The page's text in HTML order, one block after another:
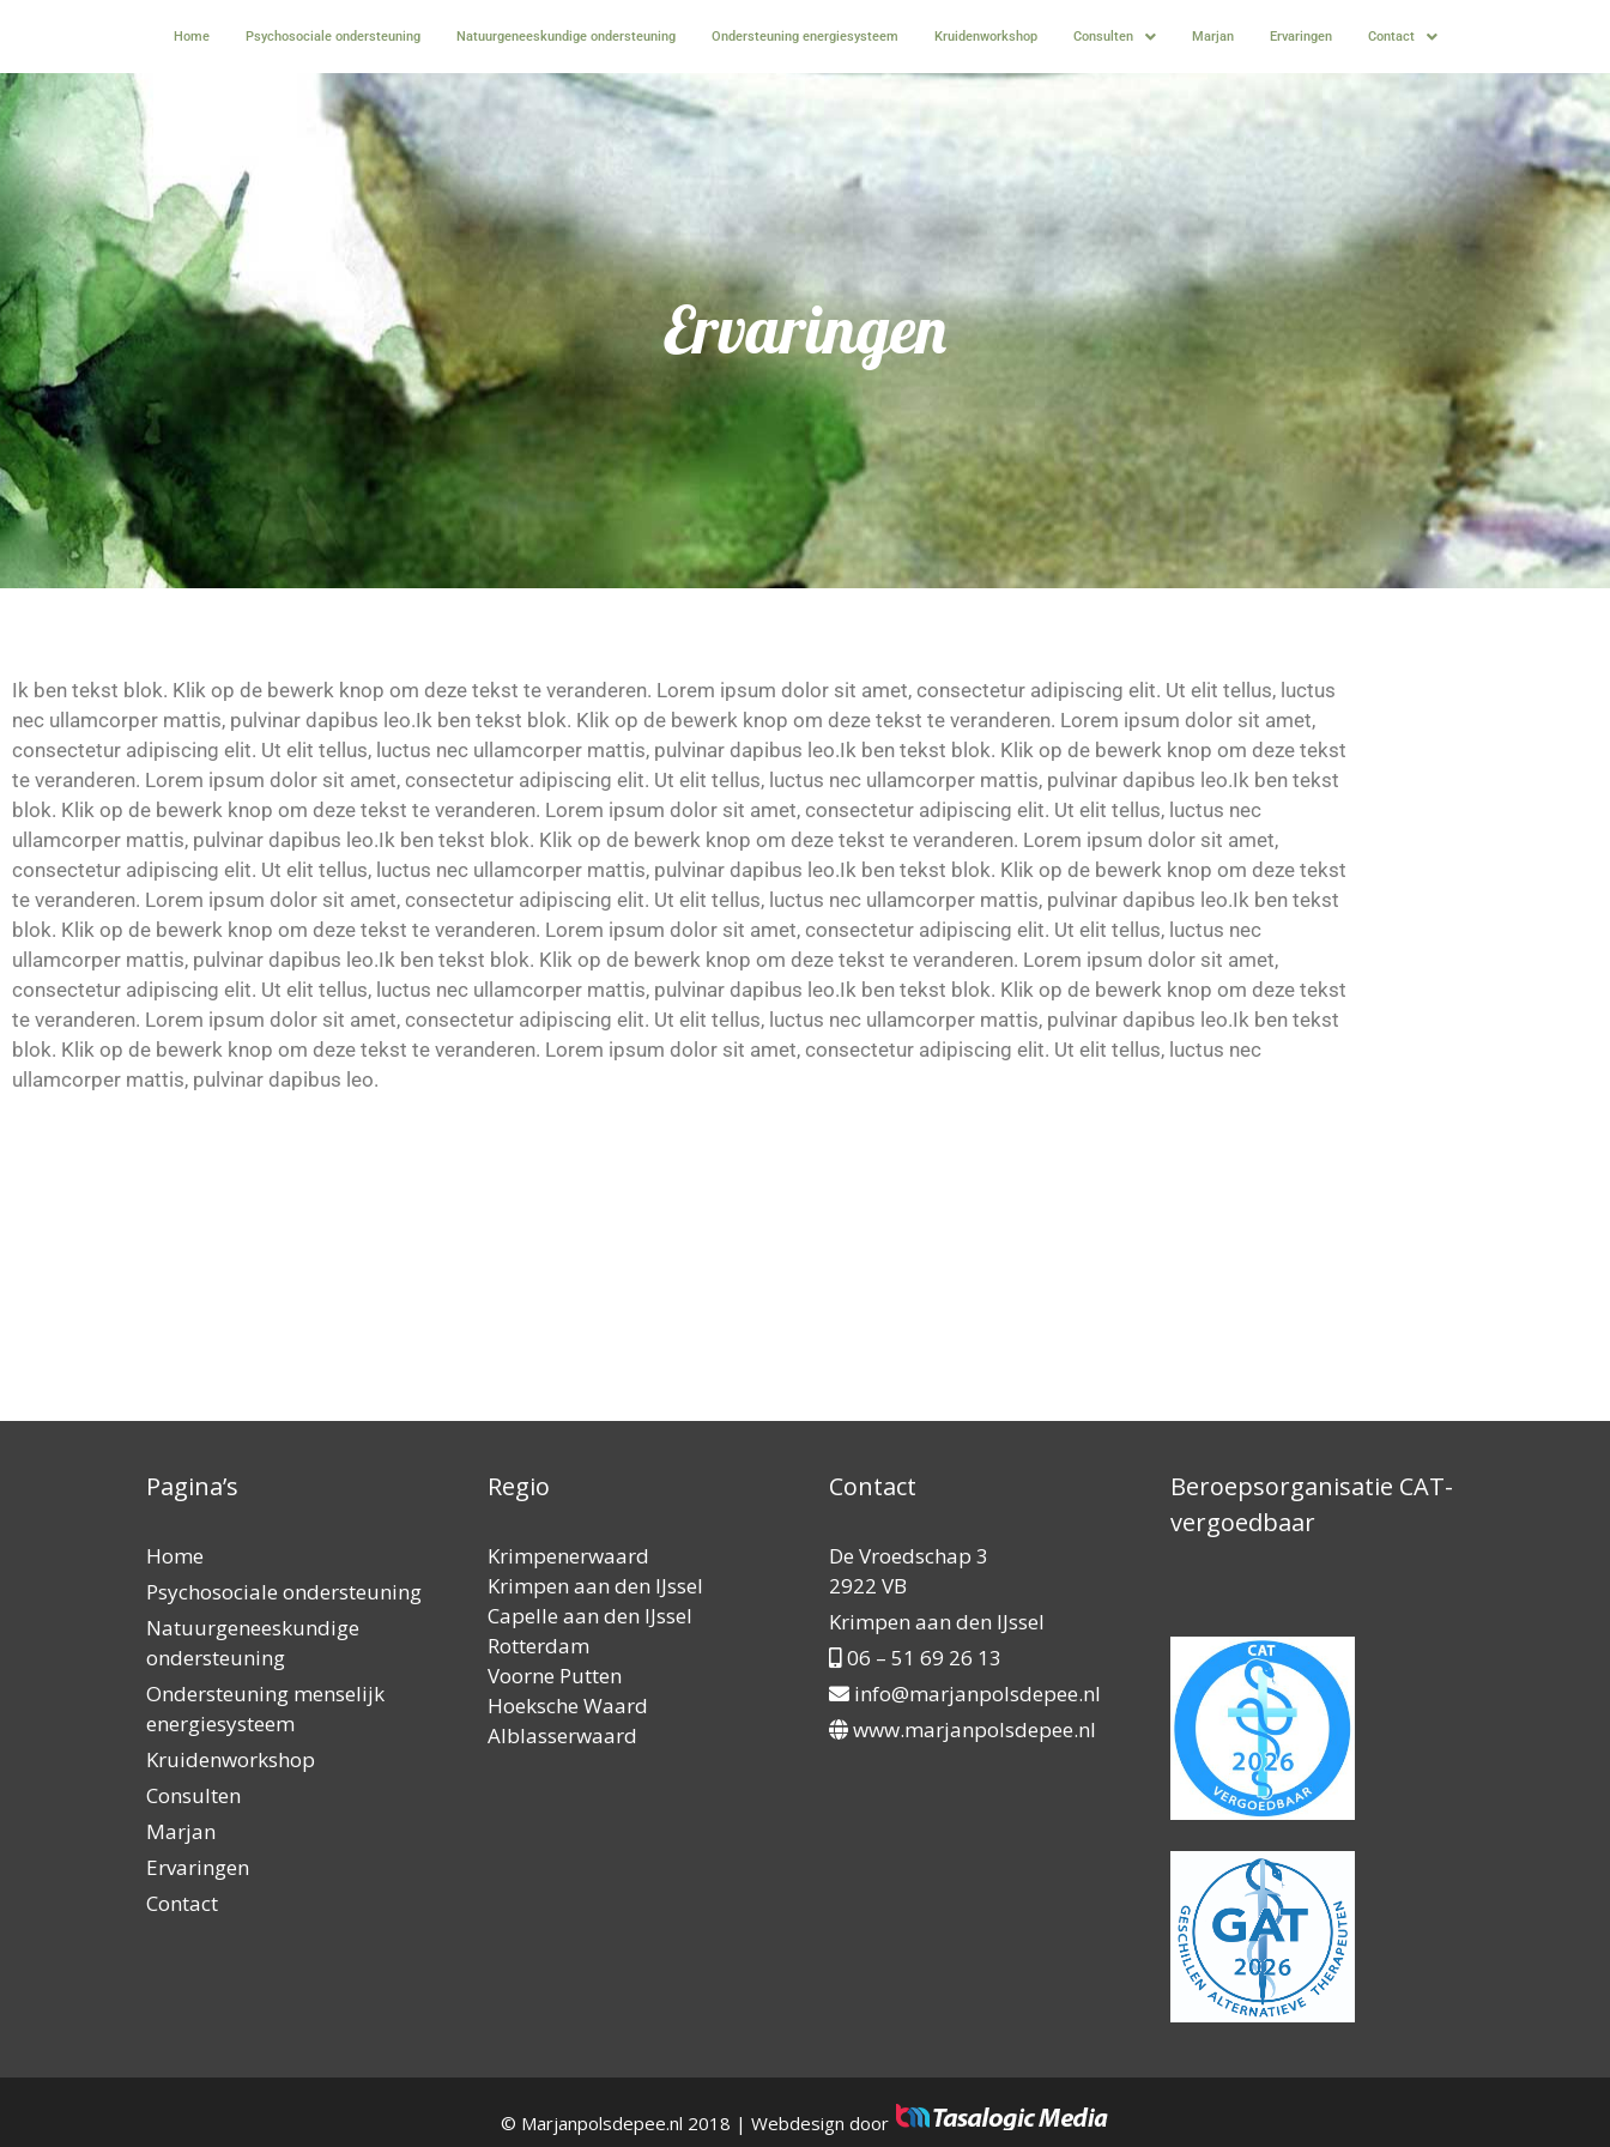
Home Psychosociale ondersteuning Natuurgeneeskundige ondersteuning Ondersteuning energiesysteem Kruidenworkshop Consulten Marjan Ervaringen Contact
Ervaringen
Ik ben tekst blok. Klik op de bewerk knop om deze tekst te veranderen. Lorem ipsum dolor sit amet, consectetur adipiscing elit. Ut elit tellus, luctus
nec ullamcorper mattis, pulvinar dapibus leo.Ik ben tekst blok. Klik op de bewerk knop om deze tekst te veranderen. Lorem ipsum dolor sit amet,
consectetur adipiscing elit. Ut elit tellus, luctus nec ullamcorper mattis, pulvinar dapibus leo.Ik ben tekst blok. Klik op de bewerk knop om deze tekst
te veranderen. Lorem ipsum dolor sit amet, consectetur adipiscing elit. Ut elit tellus, luctus nec ullamcorper mattis, pulvinar dapibus leo.Ik ben tekst
blok. Klik op de bewerk knop om deze tekst te veranderen. Lorem ipsum dolor sit amet, consectetur adipiscing elit. Ut elit tellus, luctus nec
ullamcorper mattis, pulvinar dapibus leo.Ik ben tekst blok. Klik op de bewerk knop om deze tekst te veranderen. Lorem ipsum dolor sit amet,
consectetur adipiscing elit. Ut elit tellus, luctus nec ullamcorper mattis, pulvinar dapibus leo.Ik ben tekst blok. Klik op de bewerk knop om deze tekst
te veranderen. Lorem ipsum dolor sit amet, consectetur adipiscing elit. Ut elit tellus, luctus nec ullamcorper mattis, pulvinar dapibus leo.Ik ben tekst
blok. Klik op de bewerk knop om deze tekst te veranderen. Lorem ipsum dolor sit amet, consectetur adipiscing elit. Ut elit tellus, luctus nec
ullamcorper mattis, pulvinar dapibus leo.Ik ben tekst blok. Klik op de bewerk knop om deze tekst te veranderen. Lorem ipsum dolor sit amet,
consectetur adipiscing elit. Ut elit tellus, luctus nec ullamcorper mattis, pulvinar dapibus leo.Ik ben tekst blok. Klik op de bewerk knop om deze tekst
te veranderen. Lorem ipsum dolor sit amet, consectetur adipiscing elit. Ut elit tellus, luctus nec ullamcorper mattis, pulvinar dapibus leo.Ik ben tekst
blok. Klik op de bewerk knop om deze tekst te veranderen. Lorem ipsum dolor sit amet, consectetur adipiscing elit. Ut elit tellus, luctus nec
ullamcorper mattis, pulvinar dapibus leo.
Pagina’s
Home
Psychosociale ondersteuning
Natuurgeneeskundige
ondersteuning
Ondersteuning menselijk
energiesysteem
Kruidenworkshop
Consulten
Marjan
Ervaringen
Contact
Regio
Krimpenerwaard
Krimpen aan den IJssel
Capelle aan den IJssel
Rotterdam
Voorne Putten
Hoeksche Waard
Alblasserwaard
Contact
De Vroedschap 3
2922 VB
Krimpen aan den IJssel
06 – 51 69 26 13
info@marjanpolsdepee.nl
www.marjanpolsdepee.nl
Beroepsorganisatie CAT-
vergoedbaar
© Marjanpolsdepee.nl 2018 | Webdesign door